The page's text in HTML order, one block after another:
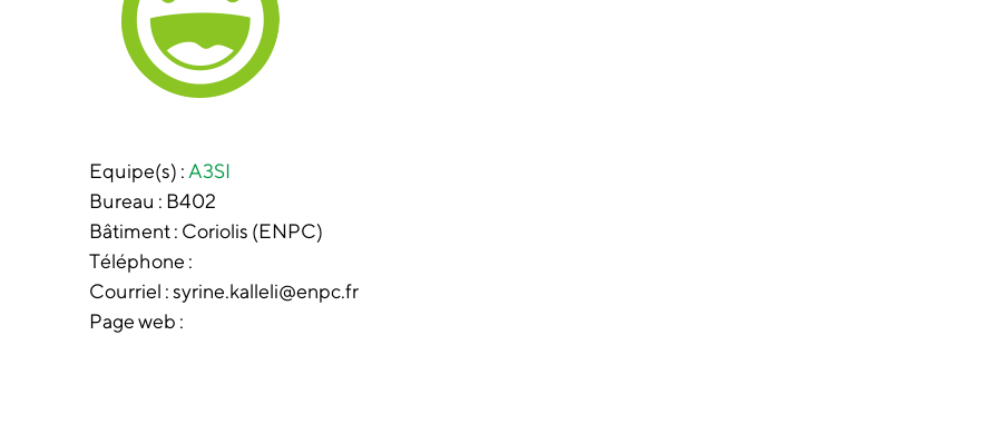
Equipe(s) : A3SI
Bureau : B402
Bâtiment : Coriolis (ENPC)
Téléphone :
Courriel : syrine.kalleli@enpc.fr
Page web :